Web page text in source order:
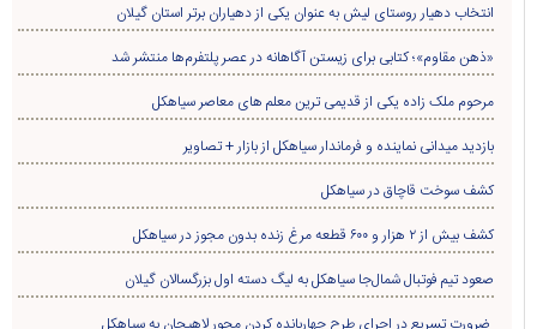
انتخاب دهیار روستای لیش به عنوان یکی از دهیاران برتر استان گیلان
«ذهن مقاوم»؛ کتابی برای زیستن آگاهانه در عصر پلتفرم‌ها منتشر شد
مرحوم ملک زاده یکی از قدیمی ترین معلم های معاصر سیاهکل
بازدید میدانی نماینده و فرماندار سیاهکل از بازار + تصاویر
کشف سوخت قاچاق در سياهکل
کشف بیش از ۲ هزار و ۶۰۰ قطعه مرغ زنده بدون مجوز در سیاهکل
صعود تیم فوتبال شمال‌جا‌ سیاهکل به لیگ دسته اول بزرگسالان گیلان